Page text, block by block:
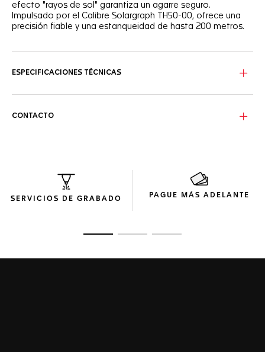
efecto "rayos de sol" garantiza un agarre seguro.
Impulsado por el Calibre Solargraph TH50-00, ofrece una
precisión fiable y una estanqueidad de hasta 200 metros.
ESPECIFICACIONES TÉCNICAS
CONTACTO
SERVICIOS DE GRABADO PAGUE MÁS ADELANTE